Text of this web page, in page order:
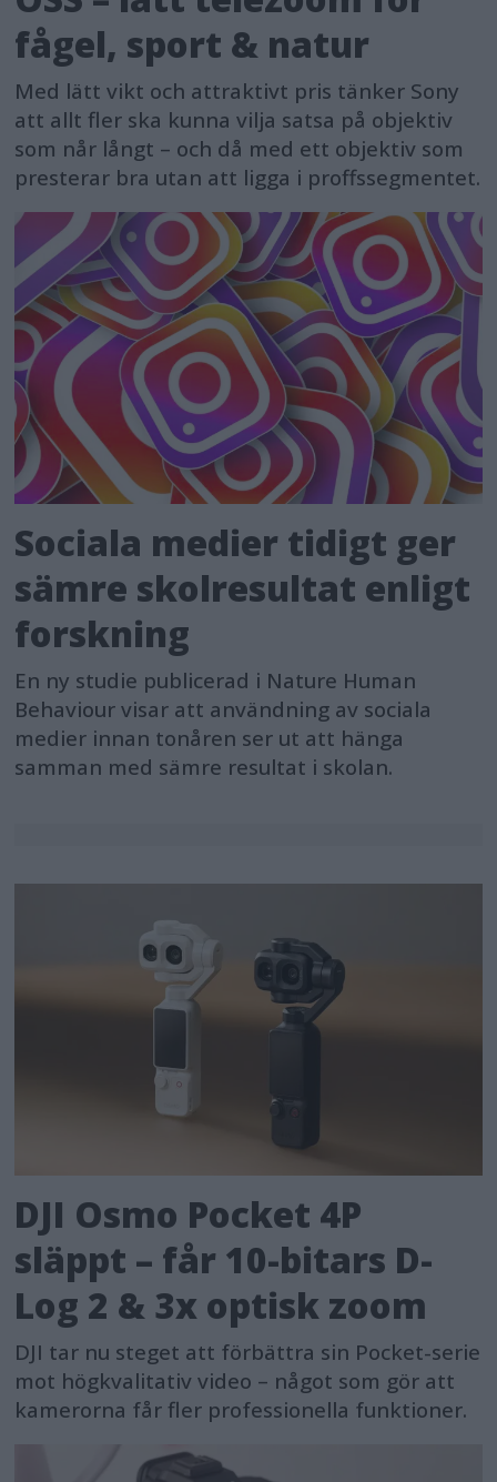
fågel, sport & natur
Med lätt vikt och attraktivt pris tänker Sony
att allt fler ska kunna vilja satsa på objektiv
som når långt – och då med ett objektiv som
presterar bra utan att ligga i proffssegmentet.
Sociala medier tidigt ger
sämre skolresultat enligt
forskning
En ny studie publicerad i Nature Human
Behaviour visar att användning av sociala
medier innan tonåren ser ut att hänga
samman med sämre resultat i skolan.
DJI Osmo Pocket 4P
släppt – får 10-bitars D-
Log 2 & 3x optisk zoom
DJI tar nu steget att förbättra sin Pocket-serie
mot högkvalitativ video – något som gör att
kamerorna får fler professionella funktioner.